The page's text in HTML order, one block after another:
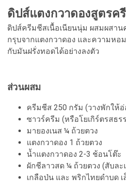
ดิปส์แตงกวาดองสูตรค
ดิปส์ครีมชีสเนื้อเนียนนุ่ม ผสมผสาน
กรุบจากแตงกวาดอง และความหอ
กับมันฝรั่งทอดได้อย่างลงตัว
ส่วนผสม
ครีมชีส 250 กรัม (วางพักใ
ซาวร์ครีม (หรือโยเกิร์ตรสธร
มายองเนส ¼ ถ้วยตวง
แตงกวาดอง 1 ถ้วยตวง
น้ำแตงกวาดอง 2-3 ช้อนโต๊ะ
ผักชีลาวสด ¼ ถ้วยตวง (สับละ
เกลือป่น และ พริกไทยดำบด